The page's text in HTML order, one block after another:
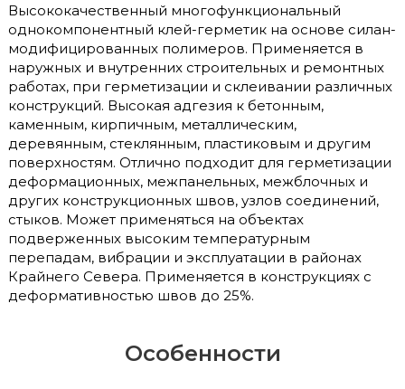
Высококачественный многофункциональный
однокомпонентный клей-герметик на основе силан-
модифицированных полимеров. Применяется в
наружных и внутренних строительных и ремонтных
работах, при герметизации и склеивании различных
конструкций. Высокая адгезия к бетонным,
каменным, кирпичным, металлическим,
деревянным, стеклянным, пластиковым и другим
поверхностям. Отлично подходит для герметизации
деформационных, межпанельных, межблочных и
других конструкционных швов, узлов соединений,
стыков. Может применяться на объектах
подверженных высоким температурным
перепадам, вибрации и эксплуатации в районах
Крайнего Севера. Применяется в конструкциях с
деформативностью швов до 25%.
Особенности